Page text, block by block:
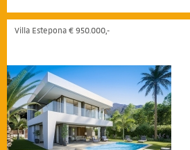
Villa Estepona € 950.000,-